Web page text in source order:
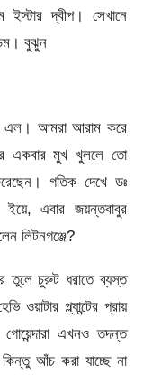
দ্বীপ। সেখানে
বুঝুন
এল। আমরা আরাম করে
একবার মুখ খুললে তো
গতিক দেখে ডঃ
এবার জয়ন্তবাবুর
লিটনগঞ্জে?
তুলে চুরুট ধরাতে ব্যস্ত
ওয়াটার প্ল্যান্টের প্রায়
এখনও তদন্ত
আঁচ করা যাচ্ছে না